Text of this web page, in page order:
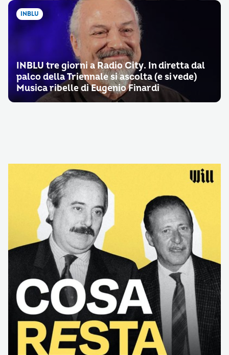
INBLU
INBLU tre giorni a Radio City. In diretta dal
palco della Triennale si ascolta (e si vede)
Musica ribelle di Eugenio Finardi